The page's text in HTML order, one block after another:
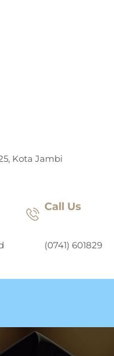
Kota Jambi
Call Us
(0741) 601829